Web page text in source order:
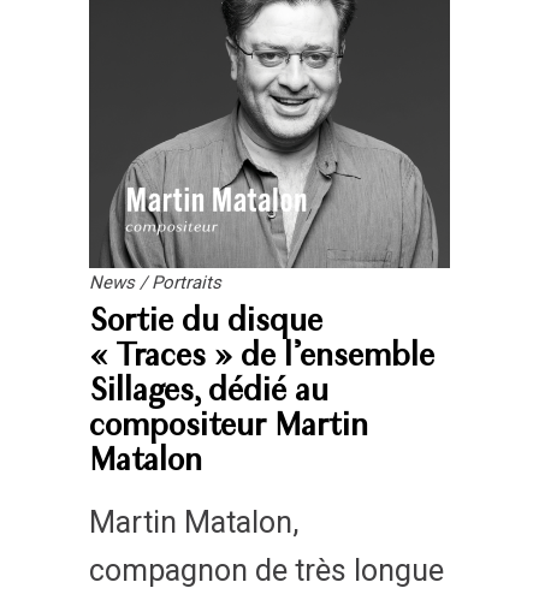
News/Portraits
Sortie du disque
« Traces » de l’ensemble
Sillages, dédié au
compositeur Martin
Matalon
Martin Matalon,
compagnon de très longue